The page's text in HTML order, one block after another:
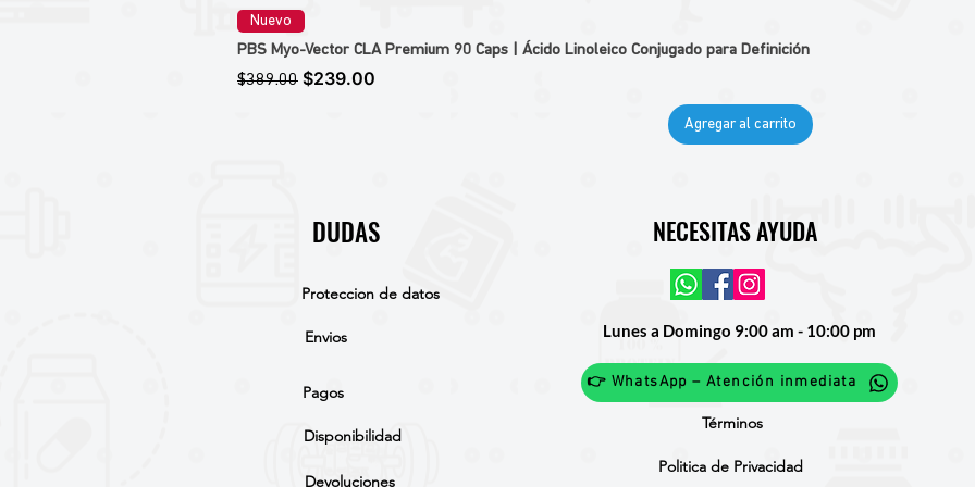
Nuevo
PBS Myo-Vector CLA Premium 90 Caps | Ácido Linoleico Conjugado para Definición
Precio
$389.00 Precio de oferta
$239.00
Agregar al carrito
DUDAS
Proteccion de datos
Envios
Pagos
Disponibilidad
Devoluciones
NECESITAS AYUDA
Lunes a Domingo 9:00 am - 10:00 pm
👉 WhatsApp – Atención inmediata
Términos
Politica de Privacidad